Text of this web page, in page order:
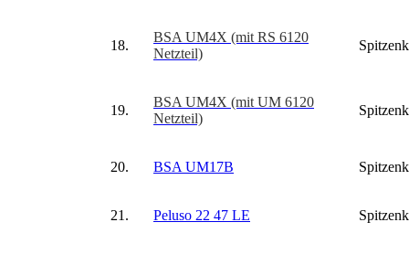
18.
BSA UM4X (mit RS 6120
Netzteil)
19.
BSA UM4X (mit UM 6120
Netzteil)
20. BSA UM17B
21. Peluso 22 47 LE